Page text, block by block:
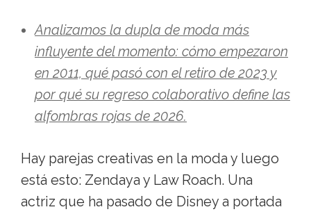
Analizamos la dupla de moda más
influyente del momento: cómo empezaron
en 2011, qué pasó con el retiro de 2023 y
por qué su regreso colaborativo define las
alfombras rojas de 2026.
Hay parejas creativas en la moda y luego
está esto: Zendaya y Law Roach. Una
actriz que ha pasado de Disney a portada